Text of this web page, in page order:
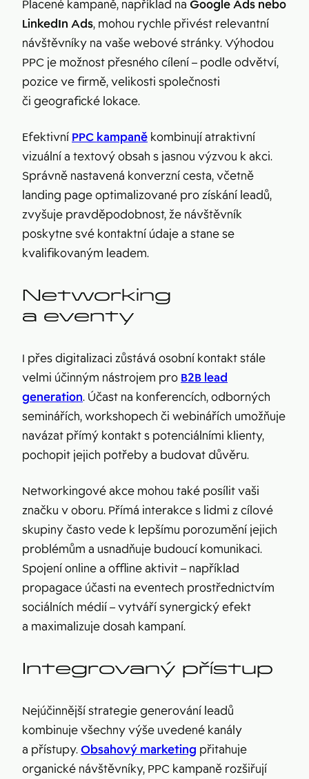
Placené kampaně, například na Google Ads nebo
LinkedIn Ads, mohou rychle přivést relevantní
návštěvníky na vaše webové stránky. Výhodou
PPC je možnost přesného cílení – podle odvětví,
pozice ve firmě, velikosti společnosti
či geografické lokace.
Efektivní PPC kampaně kombinují atraktivní
vizuální a textový obsah s jasnou výzvou k akci.
Správně nastavená konverzní cesta, včetně
landing page optimalizované pro získání leadů,
zvyšuje pravděpodobnost, že návštěvník
poskytne své kontaktní údaje a stane se
kvalifikovaným leadem.
Networking
a eventy
I přes digitalizaci zůstává osobní kontakt stále
velmi účinným nástrojem pro B2B lead
generation. Účast na konferencích, odborných
seminářích, workshopech či webinářích umožňuje
navázat přímý kontakt s potenciálními klienty,
pochopit jejich potřeby a budovat důvěru.
Networkingové akce mohou také posílit vaši
značku v oboru. Přímá interakce s lidmi z cílové
skupiny často vede k lepšímu porozumění jejich
problémům a usnadňuje budoucí komunikaci.
Spojení online a offline aktivit – například
propagace účasti na eventech prostřednictvím
sociálních médií – vytváří synergický efekt
a maximalizuje dosah kampaní.
Integrovaný přístup
Nejúčinnější strategie generování leadů
kombinuje všechny výše uvedené kanály
a přístupy.Obsahový marketing přitahuje
organické návštěvníky, PPC kampaně rozšiřují